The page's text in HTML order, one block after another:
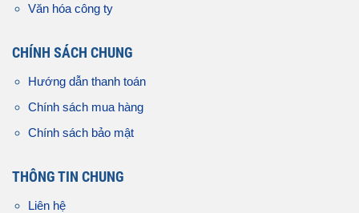
Văn hóa công ty
CHÍNH SÁCH CHUNG
Hướng dẫn thanh toán
Chính sách mua hàng
Chính sách bảo mật
THÔNG TIN CHUNG
Liên hệ